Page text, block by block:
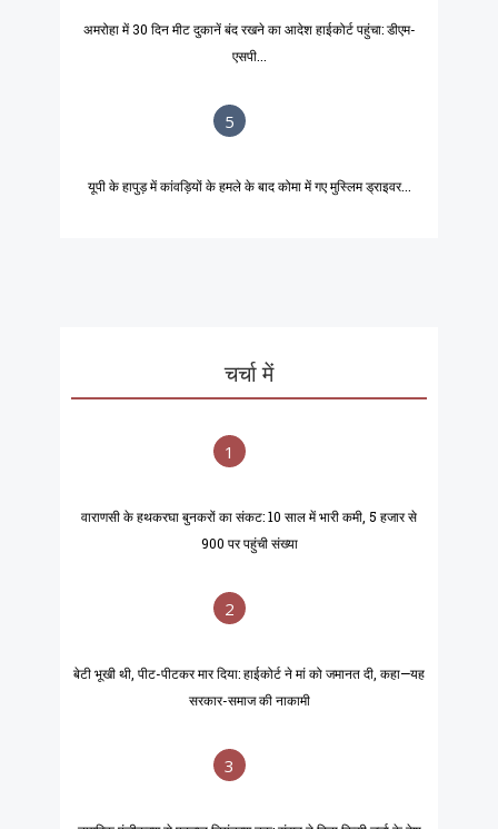
अमरोहा में 30 दिन मीट दुकानें बंद रखने का आदेश हाईकोर्ट पहुंचा: डीएम-
एसपी...
5
यूपी के हापुड़ में कांवड़ियों के हमले के बाद कोमा में गए मुस्लिम ड्राइवर...
चर्चा में
1
वाराणसी के हथकरघा बुनकरों का संकट: 10 साल में भारी कमी, 5 हजार से
900 पर पहुंची संख्या
2
बेटी भूखी थी, पीट-पीटकर मार दिया: हाईकोर्ट ने मां को जमानत दी, कहा—यह
सरकार-समाज की नाकामी
3